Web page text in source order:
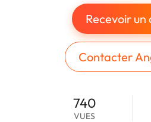
Recevoir un
Contacter
740
VUES